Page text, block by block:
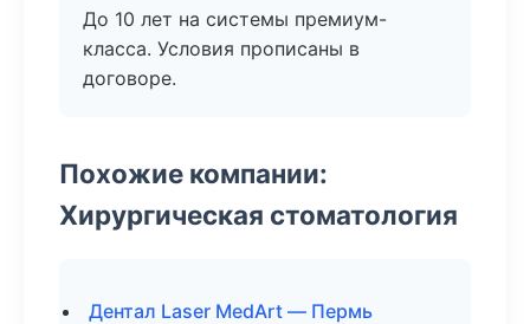
До 10 лет на системы премиум-
класса. Условия прописаны в
договоре.
Похожие компании:
Хирургическая стоматология
Дентал Laser MedArt — Пермь